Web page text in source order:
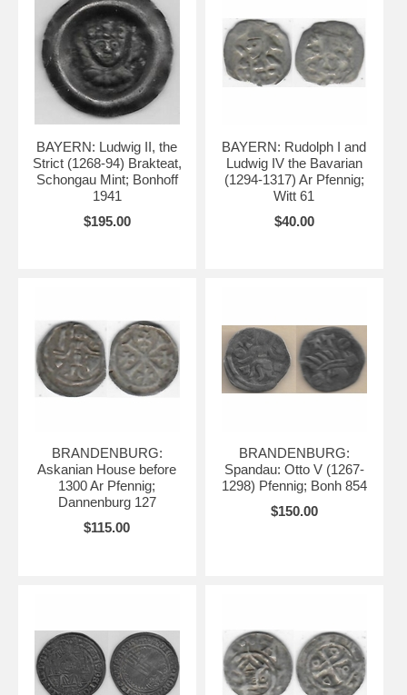
BAYERN: Ludwig II, the
Strict (1268-94) Brakteat,
Schongau Mint; Bonhoff
1941
$195.00
BAYERN: Rudolph I and
Ludwig IV the Bavarian
(1294-1317) Ar Pfennig;
Witt 61
$40.00
BRANDENBURG:
Askanian House before
1300 Ar Pfennig;
Dannenburg 127
$115.00
BRANDENBURG:
Spandau: Otto V (1267-
1298) Pfennig; Bonh 854
$150.00